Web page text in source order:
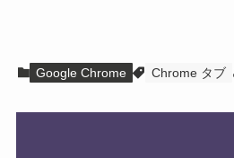
Google Chrome Chrome タブ